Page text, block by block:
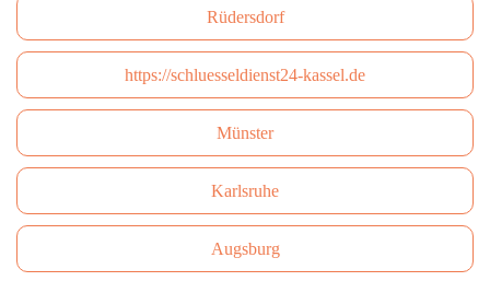
Rüdersdorf
https://schluesseldienst24-kassel.de
Münster
Karlsruhe
Augsburg